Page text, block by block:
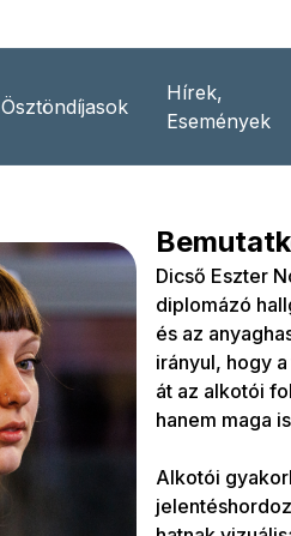
Ösztöndíjasok
Hírek,
Események
Dicső Eszter
diplomázó
és az
irányul, hogy
át az alkotói
hanem maga
Alkotói